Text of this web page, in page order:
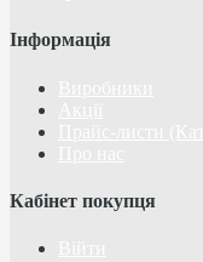
Інформація
Кабінет покупця